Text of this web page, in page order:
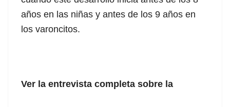
años en las niñas y antes de los 9 años en
los varoncitos.
Ver la entrevista completa sobre la